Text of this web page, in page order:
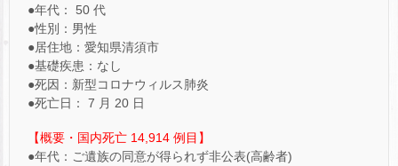
●年代： 50 代
●性別：男性
●居住地：愛知県清須市
●基礎疾患：なし
●死因：新型コロナウィルス肺炎
●死亡日： 7 月 20 日
【概要・国内死亡 14,914 例目】
●年代：ご遺族の同意が得られず非公表(高齢者)